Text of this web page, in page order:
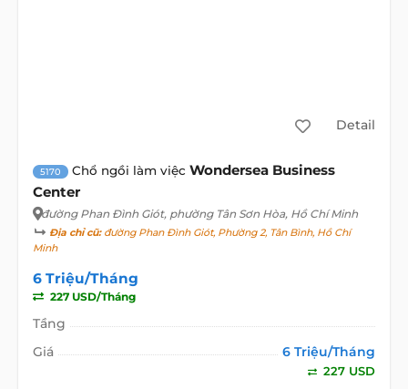
Detail
5170 Chổ ngồi làm việc Wondersea Business
Center
đường Phan Đình Giót, phường Tân Sơn Hòa, Hồ Chí Minh
Địa chỉ cũ:đường Phan Đình Giót, Phường 2, Tân Bình, Hồ Chí
Minh
6 Triệu/Tháng
227 USD/Tháng
Tầng
Giá
6 Triệu/Tháng
227 USD